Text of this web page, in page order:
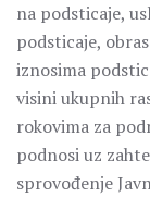
na podsticaje,
podsticaje,
iznosima
visini ukupnih
rokovima za
podnosi uz
sprovođenje